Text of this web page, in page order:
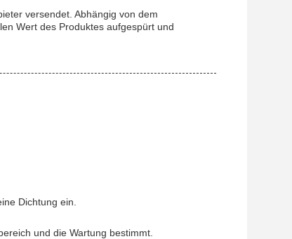
versendet. Abhängig von dem
Wert des Produktes aufgespürt und
Dichtung ein.
und die Wartung bestimmt.